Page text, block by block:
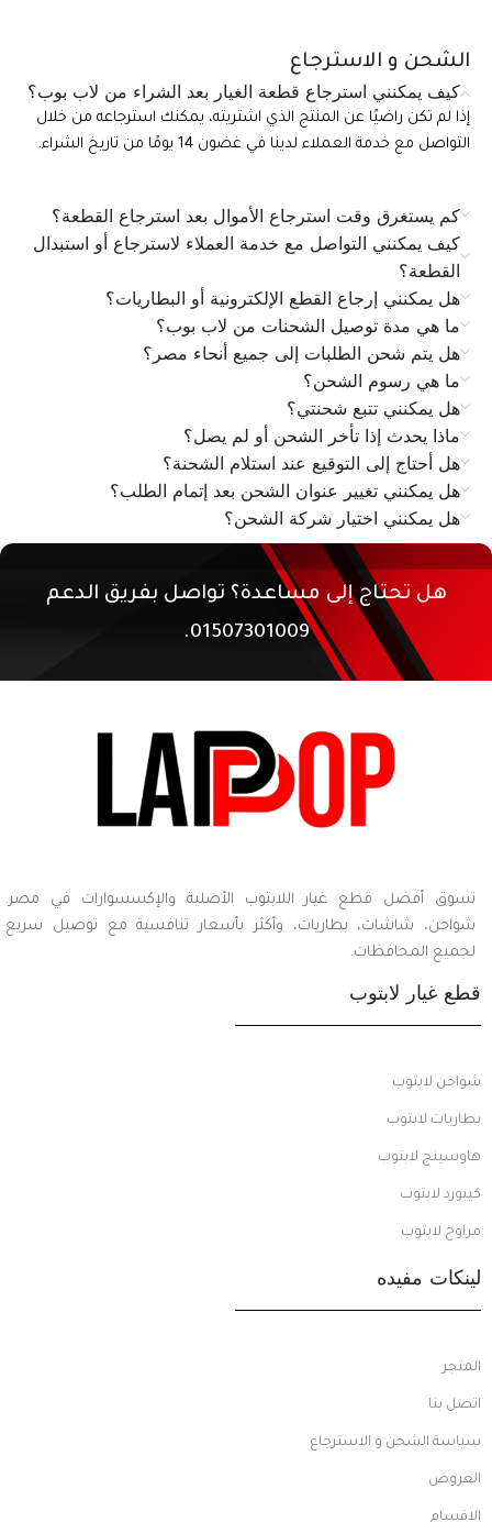
الشحن و الاسترجاع
كيف يمكنني استرجاع قطعة الغيار بعد الشراء من لاب بوب؟
إذا لم تكن راضيًا عن المنتج الذي اشتريته، يمكنك استرجاعه من خلال
التواصل مع خدمة العملاء لدينا في غضون 14 يومًا من تاريخ الشراء.
كم يستغرق وقت استرجاع الأموال بعد استرجاع القطعة؟
كيف يمكنني التواصل مع خدمة العملاء لاسترجاع أو استبدال
القطعة؟
هل يمكنني إرجاع القطع الإلكترونية أو البطاريات؟
ما هي مدة توصيل الشحنات من لاب بوب؟
هل يتم شحن الطلبات إلى جميع أنحاء مصر؟
ما هي رسوم الشحن؟
هل يمكنني تتبع شحنتي؟
ماذا يحدث إذا تأخر الشحن أو لم يصل؟
هل أحتاج إلى التوقيع عند استلام الشحنة؟
هل يمكنني تغيير عنوان الشحن بعد إتمام الطلب؟
هل يمكنني اختيار شركة الشحن؟
هل تحتاج إلى مساعدة؟ تواصل بفريق الدعم
01507301009.
تسوق أفضل قطع غيار اللابتوب الأصلية والإكسسوارات في مصر.
شواحن، شاشات، بطاريات، وأكثر بأسعار تنافسية مع توصيل سريع
لجميع المحافظات.
قطع غيار لابتوب
شواحن لابتوب
بطاريات لابتوب
هاوسينج لابتوب
كيبورد لابتوب
مراوح لابتوب
لينكات مفيده
المتجر
اتصل بنا
سياسة الشحن و الاسترجاع
العروض
الاقسام